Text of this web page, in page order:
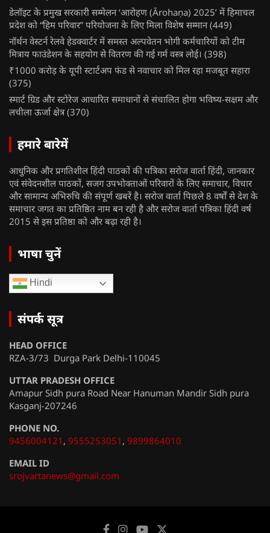
डेलॉइट के प्रमुख सरकारी सम्मेलन ‘आरोहण (Ārohaṇa) 2025’ में हिमाचल
प्रदेश को “हिम परिवार” परियोजना के लिए मिला विशेष सम्मान (449)
नॉर्थन वेस्टर्न रेलवे हेडक्वार्टर में समस्त अल्पवेतन भोगी कर्मचारियों को टीम
मित्राय फाउंडेशन के सहयोग से वितरण की गई गर्म वस्त्र लोई। (398)
₹1000 करोड़ के यूपी स्टार्टअप फंड से नवाचार को मिल रहा मजबूत सहारा
(375)
स्मार्ट ग्रिड और स्टोरेज आधारित समाधानों से संचालित होगा भविष्य-सक्षम और
लचीला ऊर्जा क्षेत्र (370)
हमारे बारेमें
आधुनिक और प्रगतिशील हिंदी पाठकों की पत्रिका सरोज वार्ता हिंदी, जानकार
एवं संवेदनशील पाठकों, सजग उपभोक्ताओं परिवारों के लिए समाचार, विचार
और सामान्य अभिरुचि की संपूर्ण खबरें है। सरोज वार्ता पिछले 8 वर्षों से देश के
समाचार जगत का प्रतिष्ठित नाम बन रही है और सरोज वार्ता पत्रिका हिंदी वर्ष
2015 से इस प्रतिष्ठा को और बढ़ा रही है।
भाषा चुनें
Hindi
संपर्क सूत्र
HEAD OFFICE
RZA-3/73 Durga Park Delhi-110045
UTTAR PRADESH OFFICE
Amapur Sidh pura Road Near Hanuman Mandir Sidh pura
Kasganj-207246
PHONE NO.
9456004121 , 9555253051 , 9899864010
EMAIL ID
srojvartanews@gmail.com